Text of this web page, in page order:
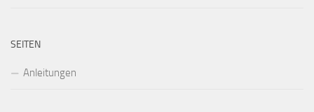
SEITEN
Anleitungen